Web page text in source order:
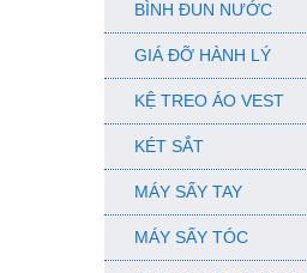
BÌNH ĐUN NƯỚC
GIÁ ĐỠ HÀNH LÝ
KỆ TREO ÁO VEST
KÉT SẮT
MÁY SẤY TAY
MÁY SẤY TÓC